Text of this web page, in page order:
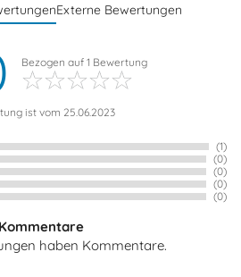
Externe Bewertungen
Bezogen auf 1 Bewertung
ist vom 25.06.2023
(1)
(0)
(0)
(0)
(0)
Kommentare
haben Kommentare.